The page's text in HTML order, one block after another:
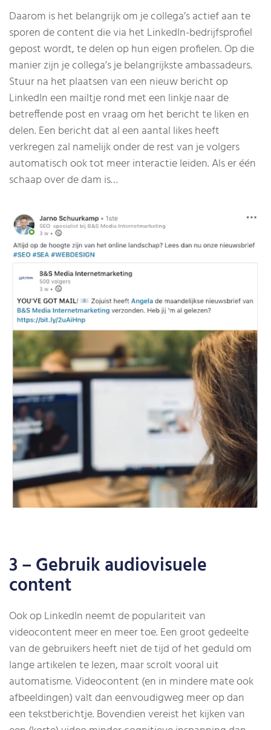
Daarom is het belangrijk om je collega’s actief aan te
sporen de content die via het LinkedIn-bedrijfsprofiel
gepost wordt, te delen op hun eigen profielen. Op die
manier zijn je collega’s je belangrijkste ambassadeurs.
Stuur na het plaatsen van een nieuw bericht op
LinkedIn een mailtje rond met een linkje naar de
betreffende post en vraag om het bericht te liken en
delen. Een bericht dat al een aantal likes heeft
verkregen zal namelijk onder de rest van je volgers
automatisch ook tot meer interactie leiden. Als er één
schaap over de dam is…
3 – Gebruik audiovisuele
content
Ook op LinkedIn neemt de populariteit van
videocontent meer en meer toe. Een groot gedeelte
van de gebruikers heeft niet de tijd of het geduld om
lange artikelen te lezen, maar scrolt vooral uit
automatisme. Videocontent (en in mindere mate ook
afbeeldingen) valt dan eenvoudigweg meer op dan
een tekstberichtje. Bovendien vereist het kijken van